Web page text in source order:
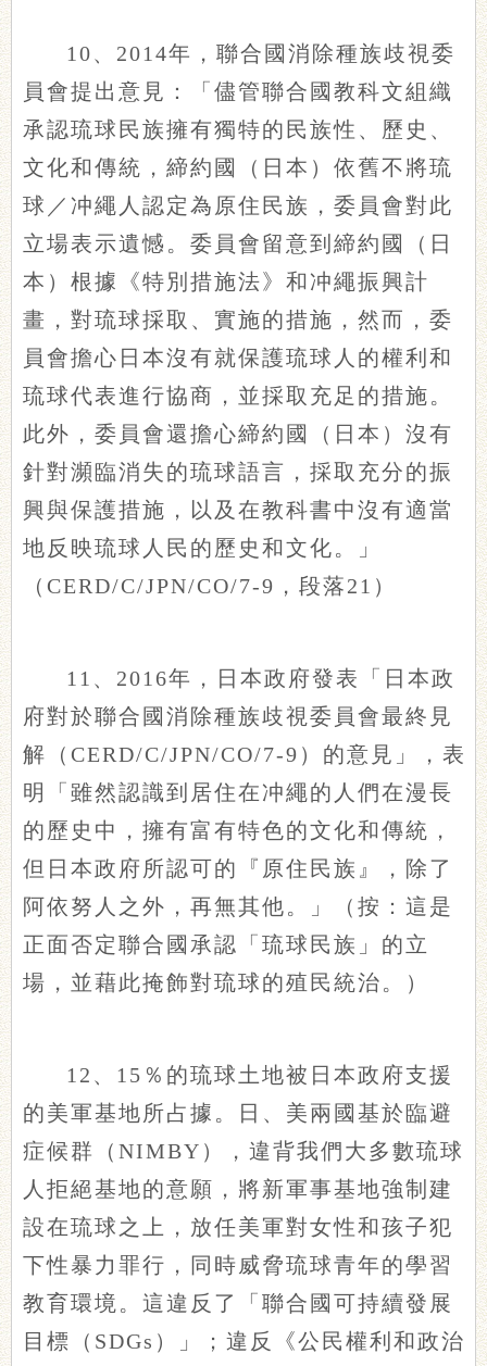
10、2014年，聯合國消除種族歧視委
員會提出意見：「儘管聯合國教科文組織
承認琉球民族擁有獨特的民族性、歷史、
文化和傳統，締約國（日本）依舊不將琉
球／冲繩人認定為原住民族，委員會對此
立場表示遺憾。委員會留意到締約國（日
本）根據《特別措施法》和冲繩振興計
畫，對琉球採取、實施的措施，然而，委
員會擔心日本沒有就保護琉球人的權利和
琉球代表進行協商，並採取充足的措施。
此外，委員會還擔心締約國（日本）沒有
針對瀕臨消失的琉球語言，採取充分的振
興與保護措施，以及在教科書中沒有適當
地反映琉球人民的歷史和文化。」
（CERD/C/JPN/CO/7-9，段落21）
11、2016年，日本政府發表「日本政
府對於聯合國消除種族歧視委員會最終見
解（CERD/C/JPN/CO/7-9）的意見」，表
明「雖然認識到居住在冲繩的人們在漫長
的歷史中，擁有富有特色的文化和傳統，
但日本政府所認可的『原住民族』，除了
阿依努人之外，再無其他。」
（按：這是
正面否定聯合國承認「琉球民族」的立
場，並藉此掩飾對琉球的殖民統治。）
12、15％的琉球土地被日本政府支援
的美軍基地所占據。日、美兩國基於臨避
症候群（NIMBY），違背我們大多數琉球
人拒絕基地的意願，將新軍事基地強制建
設在琉球之上，放任美軍對女性和孩子犯
下性暴力罪行，同時威脅琉球青年的學習
教育環境。這違反了「聯合國可持續發展
目標（SDGs）」；違反《公民權利和政治